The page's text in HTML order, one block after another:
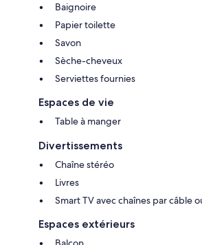
Baignoire
Papier toilette
Savon
Sèche-cheveux
Serviettes fournies
Espaces de vie
Table à manger
Divertissements
Chaîne stéréo
Livres
Smart TV avec chaînes par câble
Espaces extérieurs